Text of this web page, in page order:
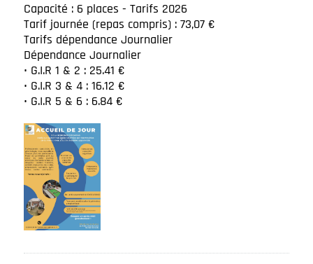
Capacité : 6 places - Tarifs 2026
Tarif journée (repas compris) : 73,07 €
Tarifs dépendance Journalier
Dépendance Journalier
• G.I.R 1 & 2 : 25.41 €
• G.I.R 3 & 4 : 16.12 €
• G.I.R 5 & 6 : 6.84 €